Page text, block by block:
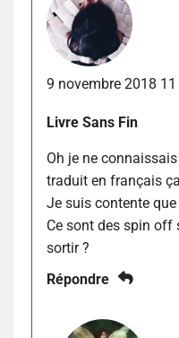
9 novembre 2018
Livre Sans Fin
Oh je ne
traduit en français
Je suis contente que
Ce sont des spin off
sortir ?
Répondre